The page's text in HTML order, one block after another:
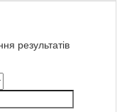
результатів